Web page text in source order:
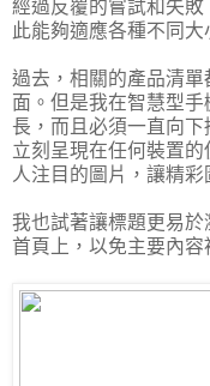
經過反覆的嘗試和失
此能夠適應各種不同大
過去，相關的產品清
面。但是我在智慧型
長，而且必須一直向
立刻呈現在任何裝置的
人注目的圖片，讓精
我也試著讓標題更易
首頁上，以免主要內容